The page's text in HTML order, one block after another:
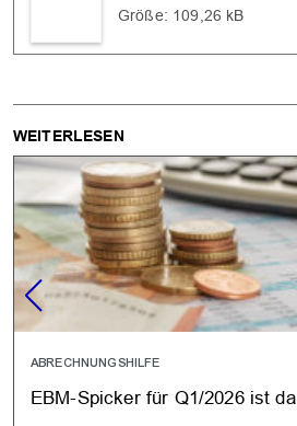
Größe: 109,26 kB
WEITERLESEN
ABRECHNUNGSHILFE
EBM-Spicker für Q1/2026 ist da